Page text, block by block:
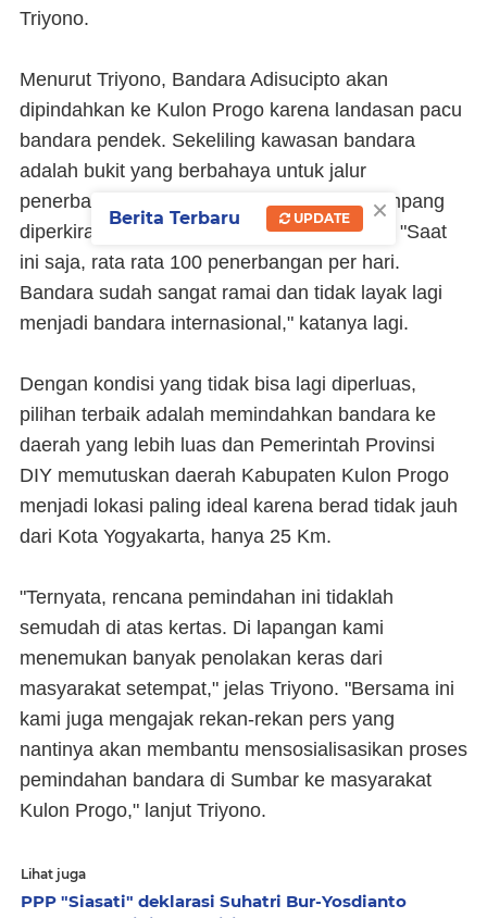
Triyono.
Menurut Triyono, Bandara Adisucipto akan
dipindahkan ke Kulon Progo karena landasan pacu
bandara pendek. Sekeliling kawasan bandara
adalah bukit yang berbahaya untuk jalur
penerbangan. Sementara itu, jumlah penumpang
diperkirakan akan naik menjadi 6 juta lebih. "Saat
ini saja, rata rata 100 penerbangan per hari.
Bandara sudah sangat ramai dan tidak layak lagi
menjadi bandara internasional," katanya lagi.
Dengan kondisi yang tidak bisa lagi diperluas,
pilihan terbaik adalah memindahkan bandara ke
daerah yang lebih luas dan Pemerintah Provinsi
DIY memutuskan daerah Kabupaten Kulon Progo
menjadi lokasi paling ideal karena berad tidak jauh
dari Kota Yogyakarta, hanya 25 Km.
"Ternyata, rencana pemindahan ini tidaklah
semudah di atas kertas. Di lapangan kami
menemukan banyak penolakan keras dari
masyarakat setempat," jelas Triyono. "Bersama ini
kami juga mengajak rekan-rekan pers yang
nantinya akan membantu mensosialisasikan proses
pemindahan bandara di Sumbar ke masyarakat
Kulon Progo," lanjut Triyono.
Lihat juga
PPP "Siasati" deklarasi Suhatri Bur-Yosdianto
×
Berita Terbaru UPDATE